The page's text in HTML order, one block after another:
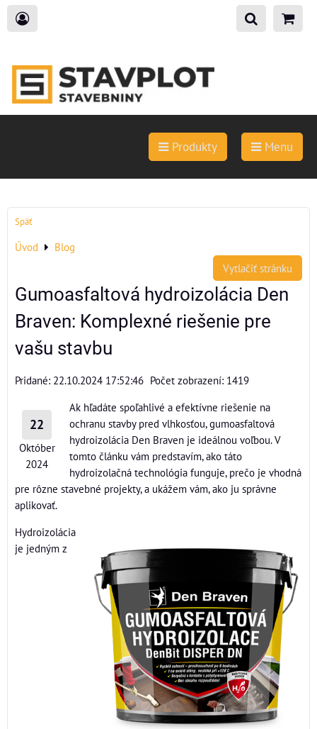
Produkty Menu
Späť
Úvod
Blog
Vytlačiť stránku
Gumoasfaltová hydroizolácia Den
Braven: Komplexné riešenie pre
vašu stavbu
Pridané: 22.10.2024 17:52:46 Počet zobrazení: 1419
22
Október
2024
Ak hľadáte spoľahlivé a efektívne riešenie na
ochranu stavby pred vlhkosťou, gumoasfaltová
hydroizolácia Den Braven je ideálnou voľbou. V
tomto článku vám predstavím, ako táto
hydroizolačná technológia funguje, prečo je vhodná
pre rôzne stavebné projekty, a ukážem vám, ako ju správne
aplikovať.
Hydroizolácia
je jedným z